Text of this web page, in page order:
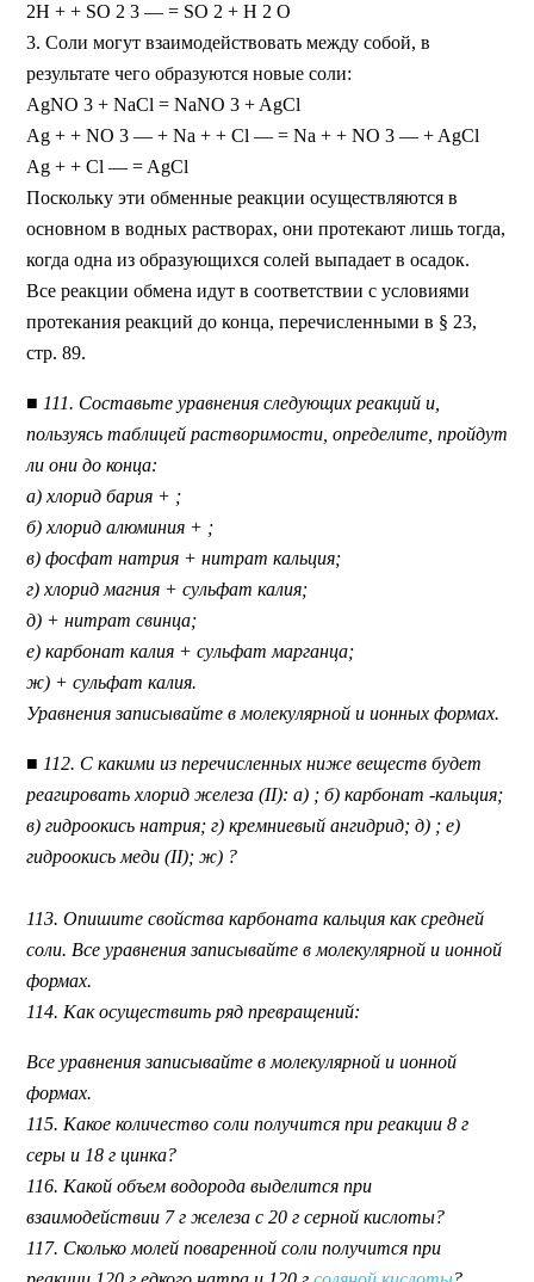
2H + + SO 2 3 — = SO 2 + H 2 O
3. Соли могут взаимодействовать между собой, в
результате чего образуются новые соли:
AgNO 3 + NaCl = NaNO 3 + AgCl
Ag + + NO 3 — + Na + + Cl — = Na + + NO 3 — + AgCl
Ag + + Cl — = AgCl
Поскольку эти обменные реакции осуществляются в
основном в водных растворах, они протекают лишь тогда,
когда одна из образующихся солей выпадает в осадок.
Все реакции обмена идут в соответствии с условиями
протекания реакций до конца, перечисленными в § 23,
стр. 89.
■ 111. Составьте уравнения следующих реакций и,
пользуясь таблицей растворимости, определите, пройдут
ли они до конца:
а) хлорид бария + ;
б) хлорид алюминия + ;
в) фосфат натрия + нитрат кальция;
г) хлорид магния + сульфат калия;
д) + нитрат свинца;
е) карбонат калия + сульфат марганца;
ж) + сульфат калия.
Уравнения записывайте в молекулярной и ионных формах.
■ 112. С какими из перечисленных ниже веществ будет
реагировать хлорид железа (II): а) ; б) карбонат -кальция;
в) гидроокись натрия; г) кремниевый ангидрид; д) ; е)
гидроокись меди (II); ж) ?
113. Опишите свойства карбоната кальция как средней
соли. Все уравнения записывайте в молекулярной и ионной
формах.
114. Как осуществить ряд превращений:
Все уравнения записывайте в молекулярной и ионной
формах.
115. Какое количество соли получится при реакции 8 г
серы и 18 г цинка?
116. Какой объем водорода выделится при
взаимодействии 7 г железа с 20 г серной кислоты?
117. Сколько молей поваренной соли получится при